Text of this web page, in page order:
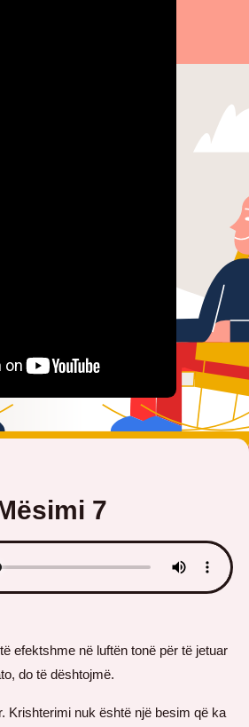
7
efektshme në luftën tonë për të jetuar
do të dështojmë.
Krishterimi nuk është një besim që ka